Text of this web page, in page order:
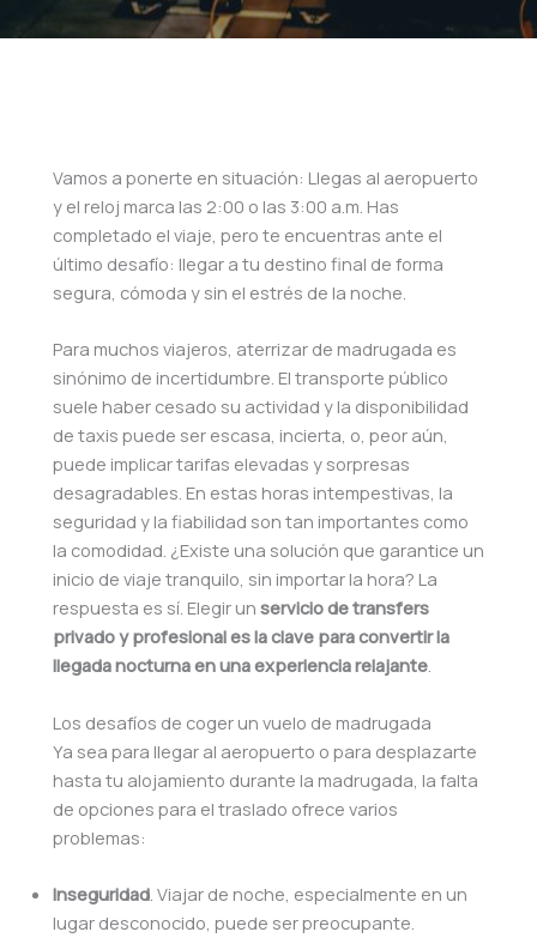
Vamos a ponerte en situación: Llegas al aeropuerto
y el reloj marca las 2:00 o las 3:00 a.m. Has
completado el viaje, pero te encuentras ante el
último desafío: llegar a tu destino final de forma
segura, cómoda y sin el estrés de la noche.
Para muchos viajeros, aterrizar de madrugada es
sinónimo de incertidumbre. El transporte público
suele haber cesado su actividad y la disponibilidad
de taxis puede ser escasa, incierta, o, peor aún,
puede implicar tarifas elevadas y sorpresas
desagradables. En estas horas intempestivas, la
seguridad y la fiabilidad son tan importantes como
la comodidad. ¿Existe una solución que garantice un
inicio de viaje tranquilo, sin importar la hora? La
respuesta es sí. Elegir un servicio de transfers
privado y profesional es la clave para convertir la
llegada nocturna en una experiencia relajante.
Los desafíos de coger un vuelo de madrugada
Ya sea para llegar al aeropuerto o para desplazarte
hasta tu alojamiento durante la madrugada, la falta
de opciones para el traslado ofrece varios
problemas:
Inseguridad. Viajar de noche, especialmente en un
lugar desconocido, puede ser preocupante.